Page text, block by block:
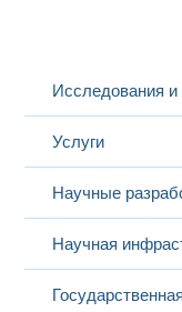
Исследования и
Услуги
Научные
Научная